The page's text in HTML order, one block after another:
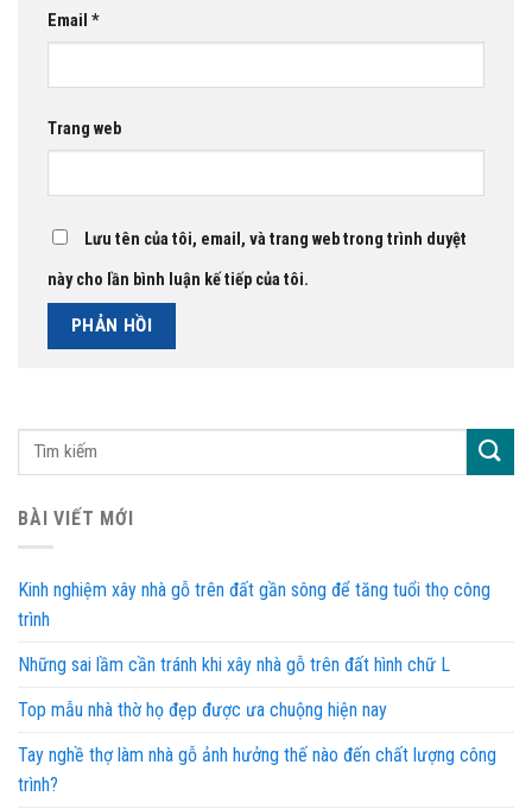
Email *
Trang web
Lưu tên của tôi, email, và trang web trong trình duyệt
này cho lần bình luận kế tiếp của tôi.
BÀI VIẾT MỚI
Kinh nghiệm xây nhà gỗ trên đất gần sông để tăng tuổi thọ công
trình
Những sai lầm cần tránh khi xây nhà gỗ trên đất hình chữ L
Top mẫu nhà thờ họ đẹp được ưa chuộng hiện nay
Tay nghề thợ làm nhà gỗ ảnh hưởng thế nào đến chất lượng công
trình?